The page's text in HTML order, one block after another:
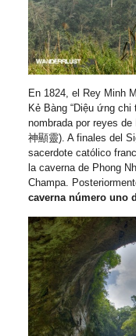
En 1824, el Rey Minh
Kẻ Bàng “Diệu ứng
nombrada por reyes de
神顯靈). A finales del
sacerdote católico
la caverna de Phong
Champa.
caverna número uno